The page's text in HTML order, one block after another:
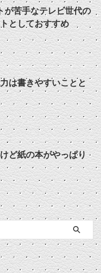
が苦手なテレビ世代の
としておすすめ
は書きやすいことと
ど紙の本がやっぱり